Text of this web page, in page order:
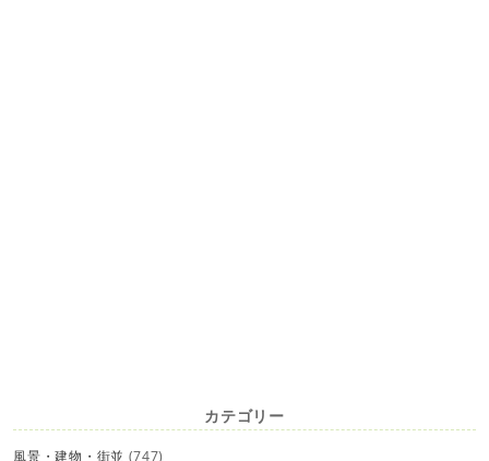
カテゴリー
風景・建物・街並 (747)